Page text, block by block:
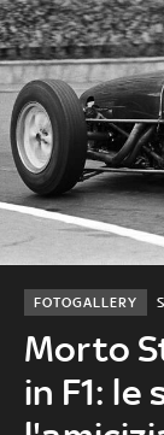
Morto
in F1: le
FOTOGALLERY